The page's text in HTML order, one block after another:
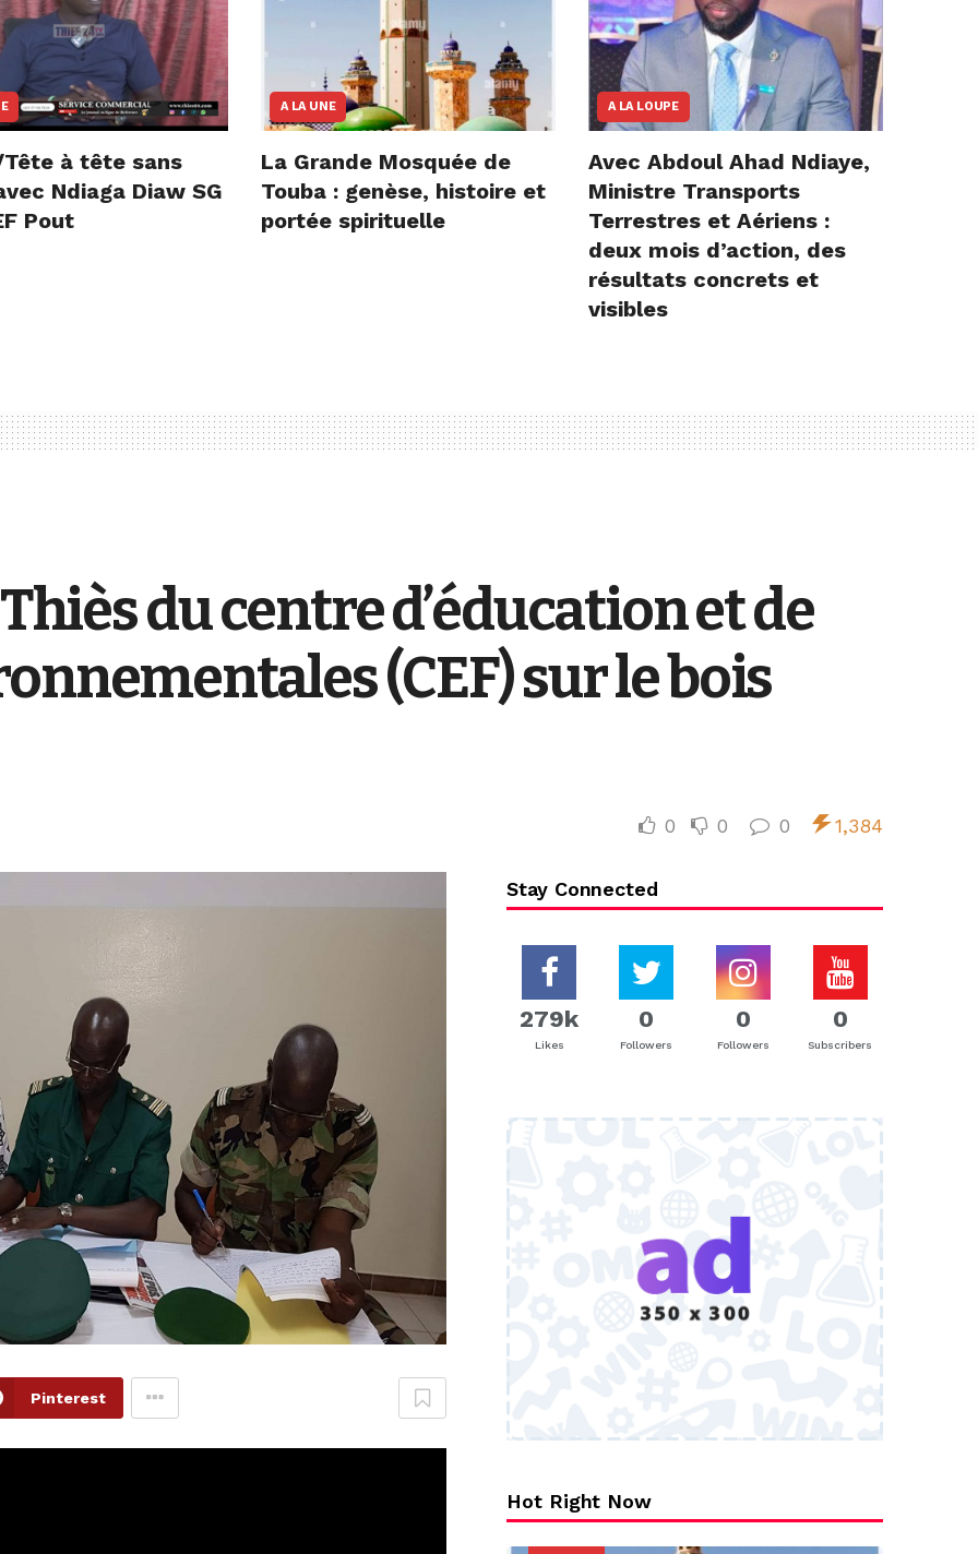
à tête sans
Ndiaga Diaw SG
Pout
A LA UNE
La Grande Mosquée de
Touba : genèse, histoire et
portée spirituelle
A LA LOUPE
Avec Abdoul Ahad Ndiaye,
Ministre Transports
Terrestres et Aériens :
deux mois d’action, des
résultats concrets et
visibles
du centre d’éducation et de
(CEF) sur le bois
0 0 0 1,384
Pinterest
Stay Connected
279k
Likes
0
Followers
0
Followers
0
Subscribers
Hot Right Now